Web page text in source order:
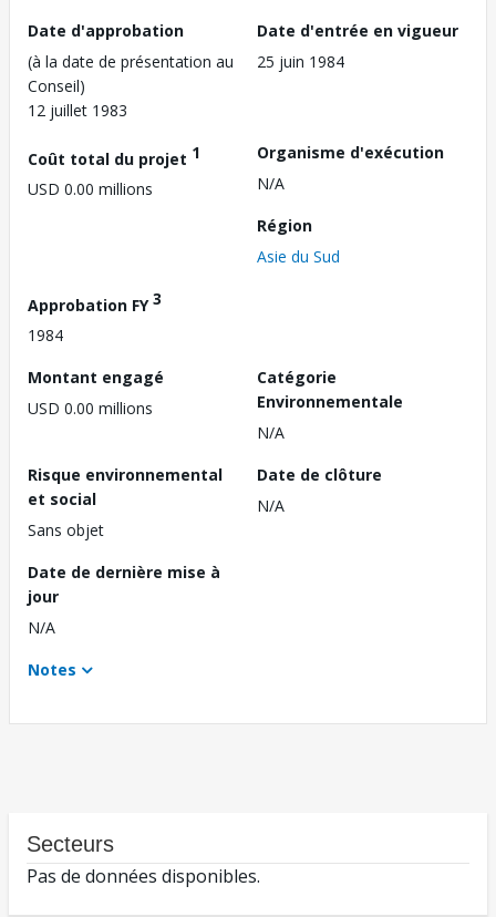
Date d'approbation
(à la date de présentation au
Conseil)
12 juillet 1983
Date d'entrée en vigueur
25 juin 1984
Coût total du projet 1
USD 0.00 millions
Organisme d'exécution
N/A
Région
Asie du Sud
Approbation FY3
1984
Montant engagé
USD 0.00 millions
Catégorie
Environnementale
N/A
Risque environnemental
et social
Sans objet
Date de clôture
N/A
Date de dernière mise à
jour
N/A
Notes
Secteurs
Pas de données disponibles.